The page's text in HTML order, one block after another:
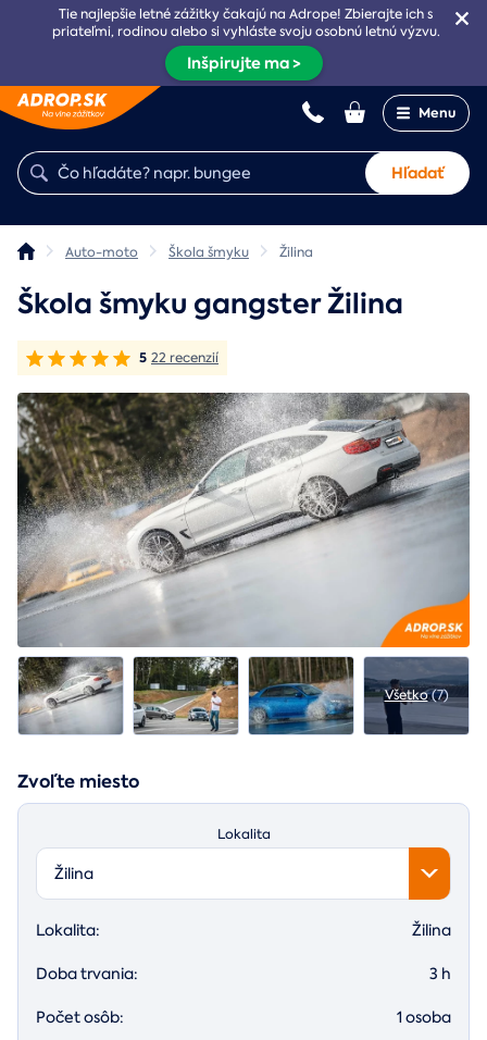
Tie najlepšie letné zážitky čakajú na Adrope! Zbierajte ich s
priateľmi, rodinou alebo si vyhláste svoju osobnú letnú výzvu.
Inšpirujte ma >
Menu
Hľadať
Auto-moto Škola šmyku Žilina
Škola šmyku gangster Žilina
5 22 recenzií
Všetko(7)
Zvoľte miesto
Lokalita
Žilina
Lokalita: Žilina
Doba trvania: 3 h
Počet osôb: 1 osoba